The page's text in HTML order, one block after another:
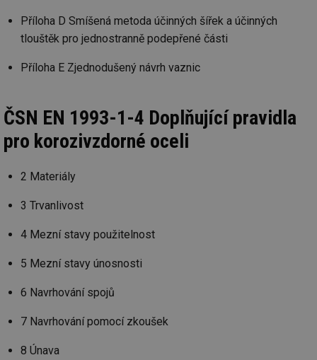
Příloha D Smíšená metoda účinných šířek a účinných
tlouštěk pro jednostranně podepřené části
Příloha E Zjednodušený návrh vaznic
ČSN EN 1993-1-4 Doplňující pravidla
pro korozivzdorné oceli
2 Materiály
3 Trvanlivost
4 Mezní stavy použitelnost
5 Mezní stavy únosnosti
6 Navrhování spojů
7 Navrhování pomocí zkoušek
8 Únava